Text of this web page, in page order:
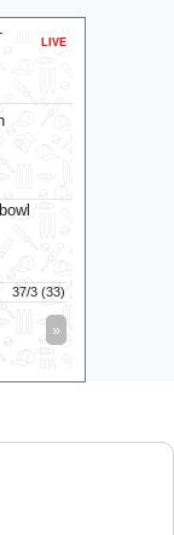
LIVE
37/3 (33)
»